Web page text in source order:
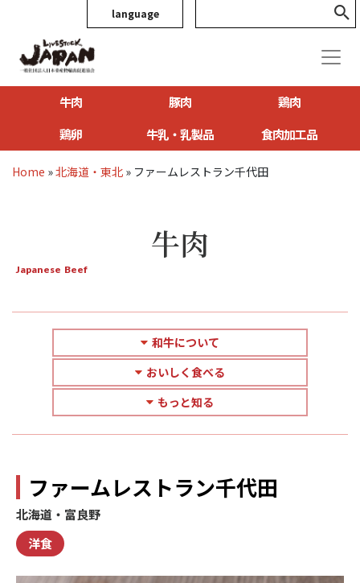
language
牛肉 豚肉
鶏肉
鶏卵
牛乳・乳製品 食肉加工品
Home »北海道・東北 » ファームレストラン千代田
牛肉
Japanese Beef
和牛について
おいしく食べる
もっと知る
ファームレストラン千代田
北海道・富良野
洋食